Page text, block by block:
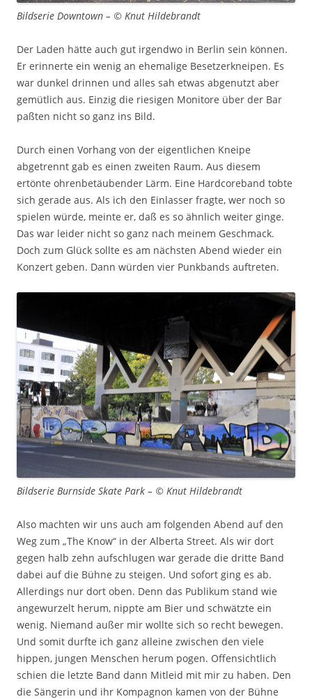
Bildserie Downtown – © Knut Hildebrandt
Der Laden hätte auch gut irgendwo in Berlin sein können.
Er erinnerte ein wenig an ehemalige Besetzerkneipen. Es
war dunkel drinnen und alles sah etwas abgenutzt aber
gemütlich aus. Einzig die riesigen Monitore über der Bar
paßten nicht so ganz ins Bild.
Durch einen Vorhang von der eigentlichen Kneipe
abgetrennt gab es einen zweiten Raum. Aus diesem
ertönte ohrenbetäubender Lärm. Eine Hardcoreband tobte
sich gerade aus. Als ich den Einlasser fragte, wer noch so
spielen würde, meinte er, daß es so ähnlich weiter ginge.
Das war leider nicht so ganz nach meinem Geschmack.
Doch zum Glück sollte es am nächsten Abend wieder ein
Konzert geben. Dann würden vier Punkbands auftreten.
Bildserie Burnside Skate Park – © Knut Hildebrandt
Also machten wir uns auch am folgenden Abend auf den
Weg zum „The Know“ in der Alberta Street. Als wir dort
gegen halb zehn aufschlugen war gerade die dritte Band
dabei auf die Bühne zu steigen. Und sofort ging es ab.
Allerdings nur dort oben. Denn das Publikum stand wie
angewurzelt herum, nippte am Bier und schwätzte ein
wenig. Niemand außer mir wollte sich so recht bewegen.
Und somit durfte ich ganz alleine zwischen den viele
hippen, jungen Menschen herum pogen. Offensichtlich
schien die letzte Band dann Mitleid mit mir zu haben. Den
die Sängerin und ihr Kompagnon kamen von der Bühne